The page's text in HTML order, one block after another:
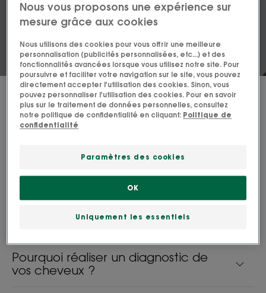
JE COMMENCE
Le diagnostic de vos cheveux, la
première étape pour savoir quel
Pourquoi réaliser un diagnostic de
vos cheveux ?
Nous vous proposons une expérience sur
mesure grâce aux cookies
Nous utilisons des cookies pour vous offrir une meilleure
personnalisation (publicités personnalisées, etc...) et des
fonctionnalités avancées lorsque vous utilisez notre site. Pour
poursuivre et faciliter votre navigation sur le site, vous pouvez
directement accepter l'utilisation des cookies. Sinon, vous
pouvez personnaliser l'utilisation des cookies. Pour en savoir
plus sur le traitement de données personnelles, consultez
notre politique de confidentialité en cliquant: Politique de
confidentialité
Paramètres des cookies
Uniquement les essentiels
OK